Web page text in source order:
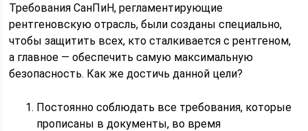
Требования СанПиН, регламентирующие
рентгеновскую отрасль, были созданы специально,
чтобы защитить всех, кто сталкивается с рентгеном,
а главное — обеспечить самую максимальную
безопасность. Как же достичь данной цели?
Постоянно соблюдать все требования, которые
прописаны в документы, во время